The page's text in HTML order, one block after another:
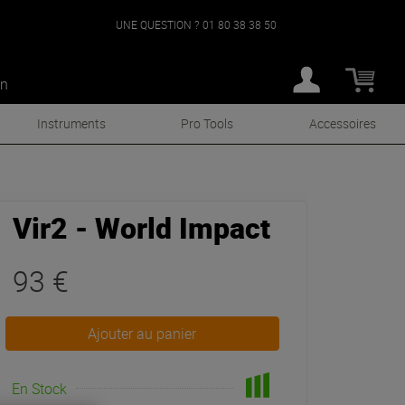
UNE QUESTION ? 01 80 38 38 50
Instruments Pro Tools Accessoires
Vir2 - World Impact
93 €
Ajouter au panier
En Stock